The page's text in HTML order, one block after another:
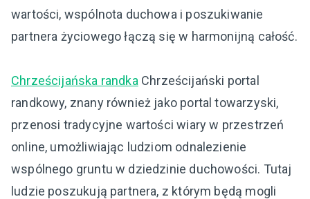
wartości, wspólnota duchowa i poszukiwanie
partnera życiowego łączą się w harmonijną całość.
Chrześcijańska randka Chrześcijański portal
randkowy, znany również jako portal towarzyski,
przenosi tradycyjne wartości wiary w przestrzeń
online, umożliwiając ludziom odnalezienie
wspólnego gruntu w dziedzinie duchowości. Tutaj
ludzie poszukują partnera, z którym będą mogli